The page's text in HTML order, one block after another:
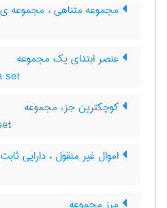
مجموعه متناهی ، مجموعه
عنصر ابتدای یک مجموعه
set
کوچکترین جزء مجموعه
اموال غیر منقول ، دارایی ثابت